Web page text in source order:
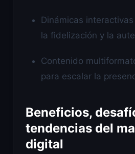
Dinámicas
la fidelización y la
Contenido
para escalar la
Beneficios,
tendencias del
digital